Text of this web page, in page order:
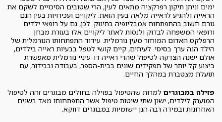
ימים וניתן תיקון רפרקציה מתאים לעין, הרי שטובים הסיכויים לשקם את
הראייה ולהגיע לראייה מלאה בעין הזאת. ליקויים ועכירויות בעין הנם
גורם חשוב בהתפתחות אמבליופיה בתינוק. לכן, גם על רופאי ילדים
ורופאי המשפחה לבדוק ולנסות לאתר ליקויים אלו בעזרת מבחן
הרפלקס האדום המוחזר מעין נורמלית. עידוד התפתחותו הנורמלית של
הילד הנה ערך בסיסי. לעיתים, קיים קושי לטפל בבעיות ראייה בילדים,
אולם ישנה הצדקה לטיפול שהרי ראייה דו-עיניי נורמלית מאפשרת
ביצוע קל יותר של תפקידים שונים בבית-הספר, בעבודה ובבידור, עם
תועלת מצטברת במהלך החיים.
פזילה במבוגרים למרות שהטיפול בפזילה בחולים מבוגרים זהה לטיפול
המוענק לילדים, ישנן שתי שיטות טיפול אשר התפתחותו מאד בשנים
האחרונות ובמידה רבה הנן יישומיות במבוגרים דווקא.